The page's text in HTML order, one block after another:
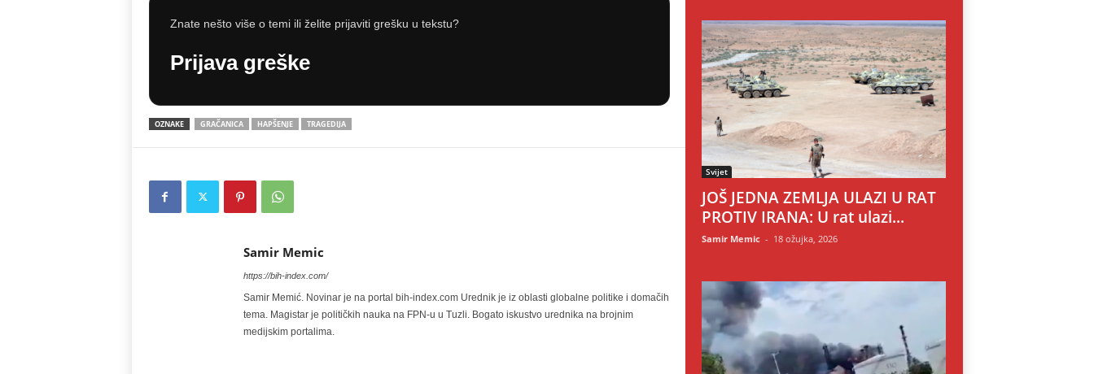
Znate nešto više o temi ili želite prijaviti grešku u tekstu?
Prijava greške
OZNAKE GRAČANICA HAPŠENJE TRAGEDIJA
Samir Memic
https://bih-index.com/
Samir Memić. Novinar je na portal bih-index.com Urednik je iz oblasti globalne politike i domačih
tema. Magistar je političkih nauka na FPN-u u Tuzli. Bogato iskustvo urednika na brojnim
medijskim portalima.
Svijet
JOŠ JEDNA ZEMLJA ULAZI U RAT
PROTIV IRANA: U rat ulazi...
Samir Memic - 18 ožujka, 2026